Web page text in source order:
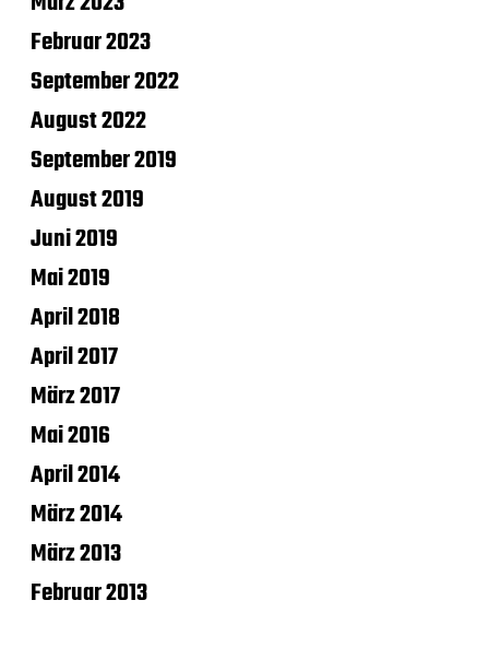
Februar 2023
September 2022
August 2022
September 2019
August 2019
Juni 2019
Mai 2019
April 2018
April 2017
März 2017
Mai 2016
April 2014
März 2014
März 2013
Februar 2013